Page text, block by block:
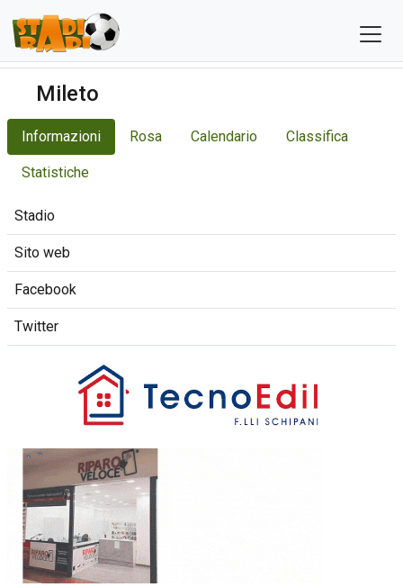
Mileto
Informazioni Rosa Calendario Classifica
Statistiche
Stadio
Sito web
Facebook
Twitter